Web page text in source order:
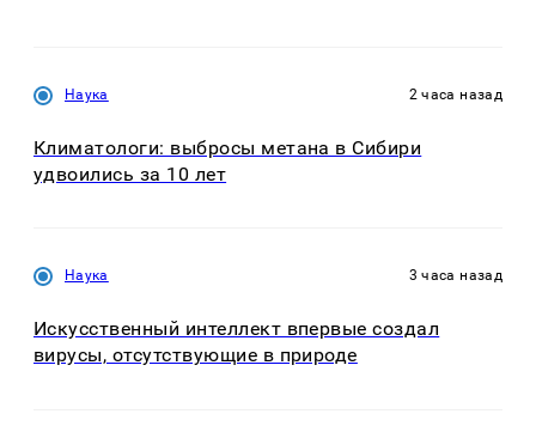
Наука 2 часа назад
Климатологи: выбросы метана в Сибири
удвоились за 10 лет
Наука 3 часа назад
Искусственный интеллект впервые создал
вирусы, отсутствующие в природе